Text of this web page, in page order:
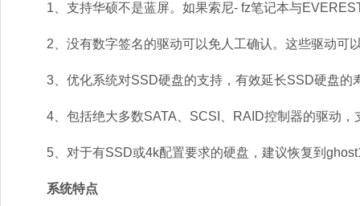
1、支持华硕不是蓝屏。如果索尼- fz笔记本与
2、没有数字签名的驱动可以免人工确认。这些驱动可
3、优化系统对SSD硬盘的支持，有效延长SSD硬盘的
4、包括绝大多数SATA、SCSI、RAID控制器的驱动，
5、对于有SSD或4k配置要求的硬盘，建议恢复到
系统特点